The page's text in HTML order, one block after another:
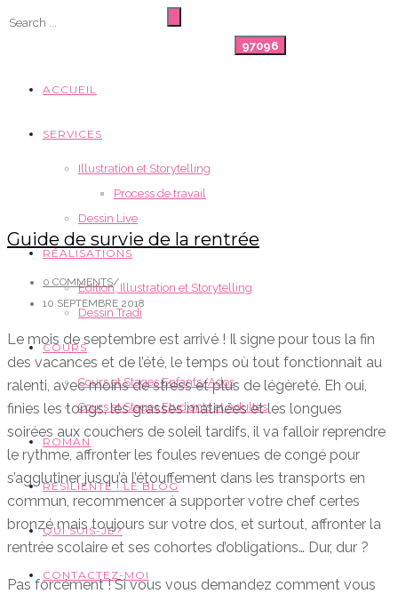
ACCUEIL
SERVICES
Illustration et Storytelling
Process de travail
Dessin Live
RÉALISATIONS
Edition, Illustration et Storytelling
Dessin Tradi
COURS
Cours et Stages Enfants/Ados
Cours et Stages Etudiants et Adultes
ROMAN
RESILIENTE ! LE BLOG
QUI SUIS-JE?
CONTACTEZ-MOI
Guide de survie de la rentrée
0 COMMENTS/
10 SEPTEMBRE 2018
Le mois de septembre est arrivé ! Il signe pour tous la fin
des vacances et de l’été, le temps où tout fonctionnait au
ralenti, avec moins de stress et plus de légèreté. Eh oui,
finies les tongs, les grasses matinées et les longues
soirées aux couchers de soleil tardifs, il va falloir reprendre
le rythme, affronter les foules revenues de congé pour
s’agglutiner jusqu’à l’étouffement dans les transports en
commun, recommencer à supporter votre chef certes
bronzé mais toujours sur votre dos, et surtout, affronter la
rentrée scolaire et ses cohortes d’obligations… Dur, dur ?
Pas forcément ! Si vous vous demandez comment vous